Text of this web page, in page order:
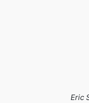
Eric